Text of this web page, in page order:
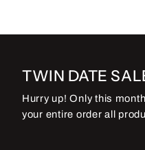
TWIN DATE
Hurry up! Only this
your entire order all